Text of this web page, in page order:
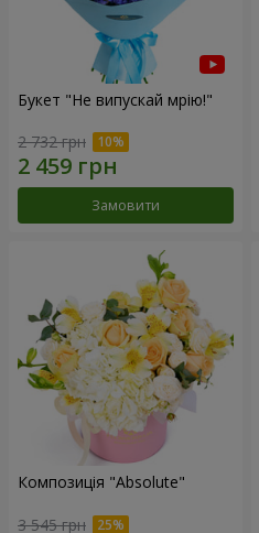
Букет "Не випускай мрію!"
2 732 грн
Замовити
Композиція "Absolute"
3 545 грн